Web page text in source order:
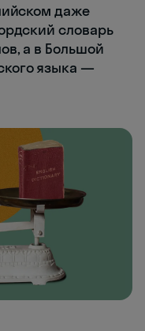
даже
словарь
а в Большой
языка —